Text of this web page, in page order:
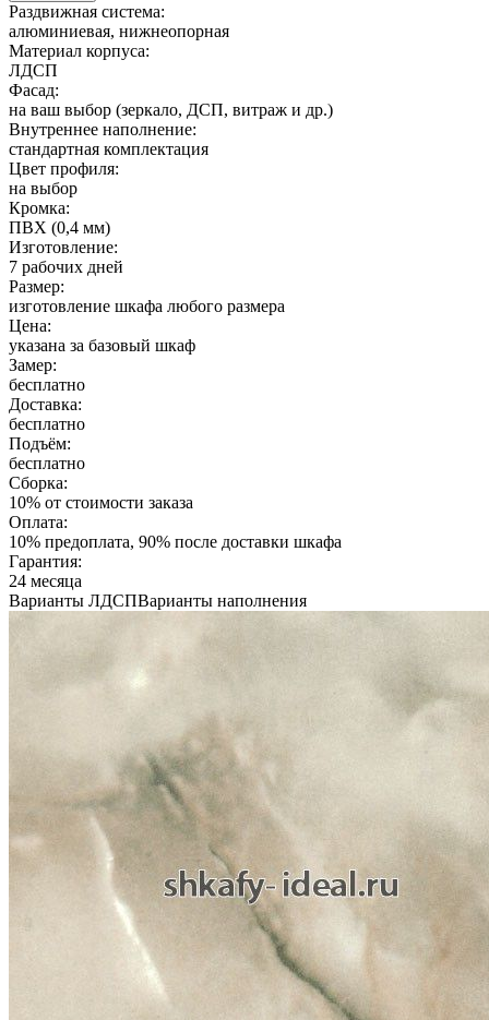
Раздвижная система:
алюминиевая, нижнеопорная
Материал корпуса:
ЛДСП
Фасад:
на ваш выбор (зеркало, ДСП, витраж и др.)
Внутреннее наполнение:
стандартная комплектация
Цвет профиля:
на выбор
Кромка:
ПВХ (0,4 мм)
Изготовление:
7 рабочих дней
Размер:
изготовление шкафа любого размера
Цена:
указана за базовый шкаф
Замер:
бесплатно
Доставка:
бесплатно
Подъём:
бесплатно
Сборка:
10% от стоимости заказа
Оплата:
10% предоплата, 90% после доставки шкафа
Гарантия:
24 месяца
Варианты ЛДСПВарианты наполнения